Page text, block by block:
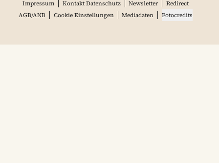
Impressum
Kontakt Datenschutz Newsletter
Redirect
AGB/ANB
Cookie Einstellungen Mediadaten Fotocredits